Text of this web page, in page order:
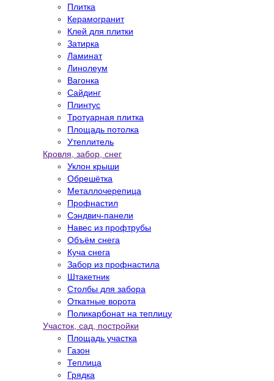
Плитка
Керамогранит
Клей для плитки
Затирка
Ламинат
Линолеум
Вагонка
Сайдинг
Плинтус
Тротуарная плитка
Площадь потолка
Утеплитель
Кровля, забор, снег
Уклон крыши
Обрешётка
Металлочерепица
Профнастил
Сэндвич-панели
Навес из профтрубы
Объём снега
Куча снега
Забор из профнастила
Штакетник
Столбы для забора
Откатные ворота
Поликарбонат на теплицу
Участок, сад, постройки
Площадь участка
Газон
Теплица
Грядка